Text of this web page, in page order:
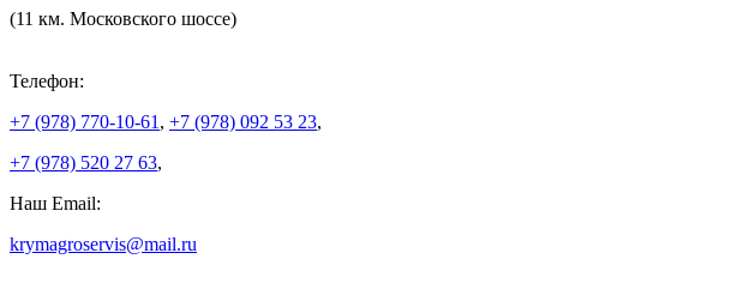
(11 км. Московского шоссе)
Телефон:
+7 (978) 770-10-61 , +7 (978) 092 53 23,
+7 (978) 520 27 63,
Наш Email:
krymagroservis@mail.ru